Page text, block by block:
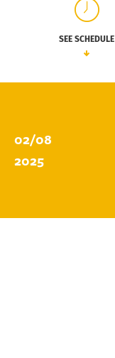
SEE SCHEDULE
02/08
2025